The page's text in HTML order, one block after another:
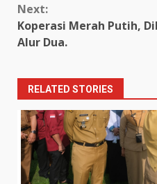
Next:
Koperasi Merah Putih,
Alur Dua.
RELATED STORIES